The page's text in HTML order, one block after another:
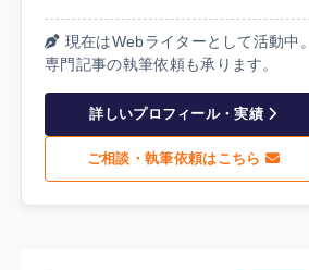
現在はWebライターとして活動中。
専門記事の執筆依頼も承ります。
詳しいプロフィール・実績
ご相談・執筆依頼はこちら